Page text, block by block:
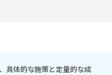
具体的な施策と定量的な成